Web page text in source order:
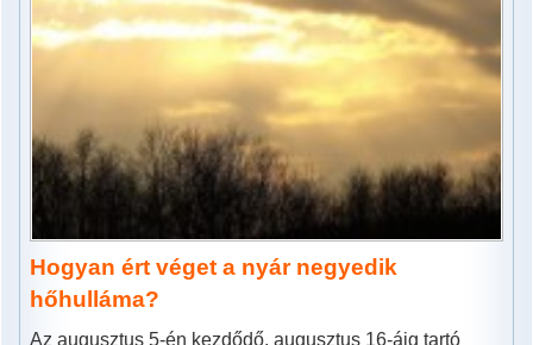
Hogyan ért véget a nyár negyedik
hőhulláma?
Az augusztus 5-én kezdődő, augusztus 16-áig tartó